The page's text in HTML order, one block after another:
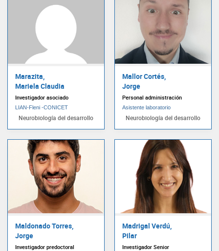
Marazita,
Mariela Claudia
Investigador asociado
LIAN-Fleni -CONICET
Neurobiología del desarrollo
Mallor Cortés,
Jorge
Personal administración
Asistente laboratorio
Neurobiología del desarrollo
Maldonado Torres,
Jorge
Investigador predoctoral
Madrigal Verdú,
Pilar
Investigador Senior